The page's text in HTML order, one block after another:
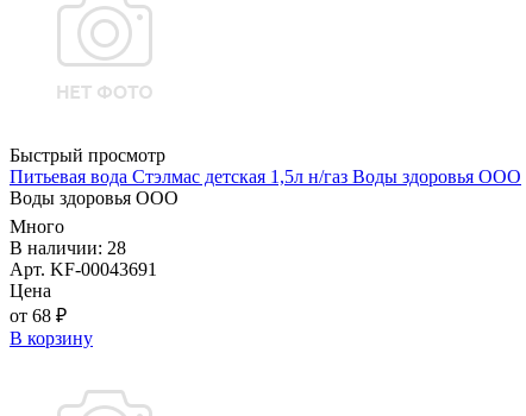
Быстрый просмотр
Питьевая вода Стэлмас детская 1,5л н/газ Воды здоровья ООО
Воды здоровья ООО
Много
В наличии: 28
Арт. KF-00043691
Цена
от 68 ₽
В корзину